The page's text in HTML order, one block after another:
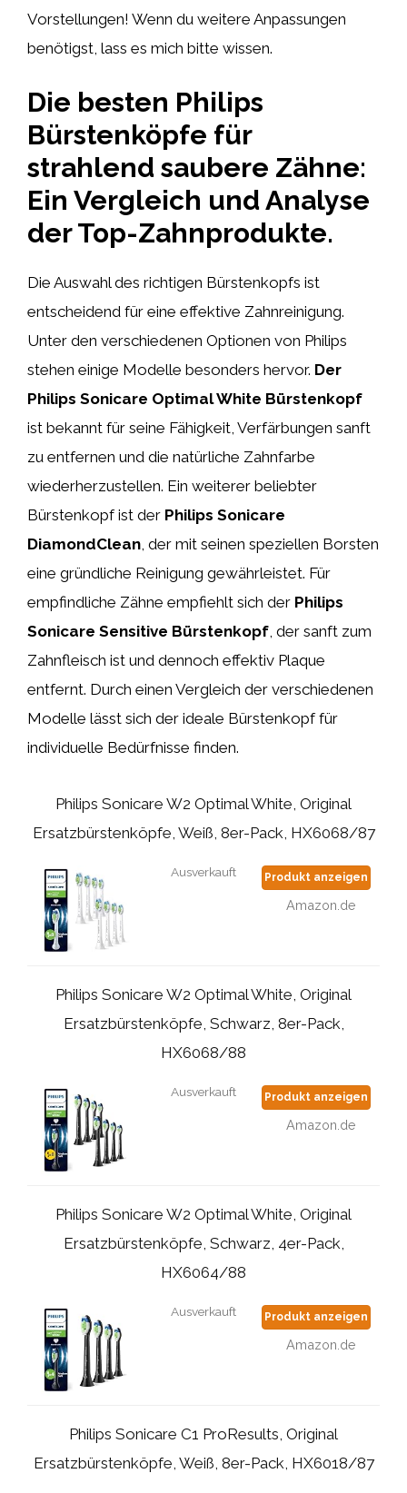
Vorstellungen! Wenn du weitere Anpassungen
benötigst, lass es mich bitte wissen.
Die besten Philips
Bürstenköpfe für
strahlend saubere Zähne:
Ein Vergleich und Analyse
der Top-Zahnprodukte.
Die Auswahl des richtigen Bürstenkopfs ist
entscheidend für eine effektive Zahnreinigung.
Unter den verschiedenen Optionen von Philips
stehen einige Modelle besonders hervor. Der
Philips Sonicare Optimal White Bürstenkopf
ist bekannt für seine Fähigkeit, Verfärbungen sanft
zu entfernen und die natürliche Zahnfarbe
wiederherzustellen. Ein weiterer beliebter
Bürstenkopf ist der Philips Sonicare
DiamondClean , der mit seinen speziellen Borsten
eine gründliche Reinigung gewährleistet. Für
empfindliche Zähne empfiehlt sich der Philips
Sonicare Sensitive Bürstenkopf , der sanft zum
Zahnfleisch ist und dennoch effektiv Plaque
entfernt. Durch einen Vergleich der verschiedenen
Modelle lässt sich der ideale Bürstenkopf für
individuelle Bedürfnisse finden.
Philips Sonicare W2 Optimal White, Original
Ersatzbürstenköpfe, Weiß, 8er-Pack, HX6068/87
Ausverkauft Produkt anzeigen
Amazon.de
Philips Sonicare W2 Optimal White, Original
Ersatzbürstenköpfe, Schwarz, 8er-Pack,
HX6068/88
Ausverkauft Produkt anzeigen
Amazon.de
Philips Sonicare W2 Optimal White, Original
Ersatzbürstenköpfe, Schwarz, 4er-Pack,
HX6064/88
Ausverkauft Produkt anzeigen
Amazon.de
Philips Sonicare C1 ProResults, Original
Ersatzbürstenköpfe, Weiß, 8er-Pack, HX6018/87